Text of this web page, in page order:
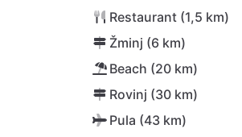
Restaurant (1,5 km)
Žminj (6 km)
Beach (20 km)
Rovinj (30 km)
Pula (43 km)